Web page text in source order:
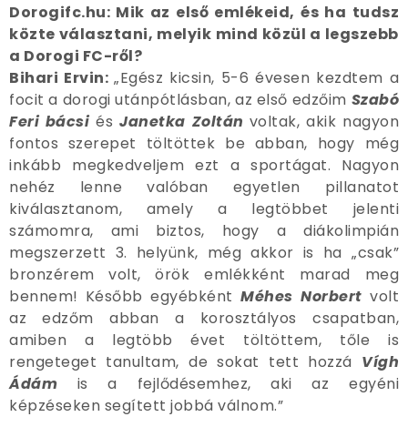
Dorogifc.hu: Mik az első emlékeid, és ha tudsz
közte választani, melyik mind közül a legszebb
a Dorogi FC-ről?
Bihari Ervin: „Egész kicsin, 5-6 évesen kezdtem a
focit a dorogi utánpótlásban, az első edzőim Szabó
Feri bácsiésJanetka Zoltán voltak, akik nagyon
fontos szerepet töltöttek be abban, hogy még
inkább megkedveljem ezt a sportágat. Nagyon
nehéz lenne valóban egyetlen pillanatot
kiválasztanom, amely a legtöbbet jelenti
számomra, ami biztos, hogy a diákolimpián
megszerzett 3. helyünk, még akkor is ha „csak”
bronzérem volt, örök emlékként marad meg
bennem! Később egyébkéntMéhes Norbert volt
az edzőm abban a korosztályos csapatban,
amiben a legtöbb évet töltöttem, tőle is
rengeteget tanultam, de sokat tett hozzá Vígh
Ádám is a fejlődésemhez, aki az egyéni
képzéseken segített jobbá válnom.”